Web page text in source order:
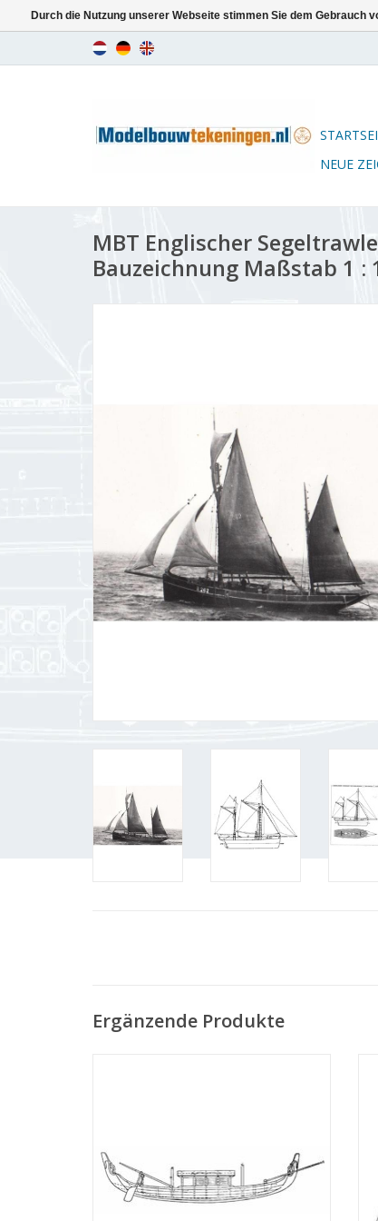
NEUE
MBT Englischer
Bauzeichnung Maßstab 1 :
Ergänzende Produkte
Durch die Nutzung unserer Webseite stimmen Sie dem Gebrauch